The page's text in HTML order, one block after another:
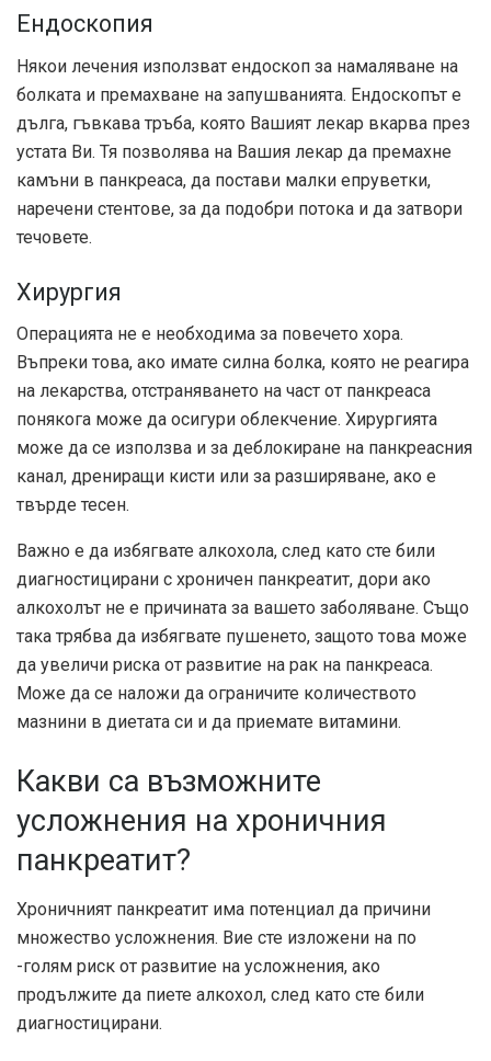
Ендоскопия
Някои лечения използват ендоскоп за намаляване на
болката и премахване на запушванията. Ендоскопът е
дълга, гъвкава тръба, която Вашият лекар вкарва през
устата Ви. Тя позволява на Вашия лекар да премахне
камъни в панкреаса, да постави малки епруветки,
наречени стентове, за да подобри потока и да затвори
течовете.
Хирургия
Операцията не е необходима за повечето хора.
Въпреки това, ако имате силна болка, която не реагира
на лекарства, отстраняването на част от панкреаса
понякога може да осигури облекчение. Хирургията
може да се използва и за деблокиране на панкреасния
канал, дрениращи кисти или за разширяване, ако е
твърде тесен.
Важно е да избягвате алкохола, след като сте били
диагностицирани с хроничен панкреатит, дори ако
алкохолът не е причината за вашето заболяване. Също
така трябва да избягвате пушенето, защото това може
да увеличи риска от развитие на рак на панкреаса.
Може да се наложи да ограничите количеството
мазнини в диетата си и да приемате витамини.
Какви са възможните
усложнения на хроничния
панкреатит?
Хроничният панкреатит има потенциал да причини
множество усложнения. Вие сте изложени на по
-голям риск от развитие на усложнения, ако
продължите да пиете алкохол, след като сте били
диагностицирани.